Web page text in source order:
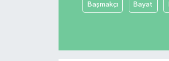
Başmakçı Bayat